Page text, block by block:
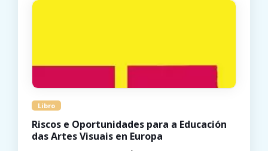
Libro
Riscos e Oportunidades para a Educación
das Artes Visuais en Europa